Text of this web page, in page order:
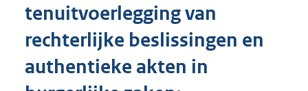
tenuitvoerlegging van
rechterlijke beslissingen en
authentieke akten in